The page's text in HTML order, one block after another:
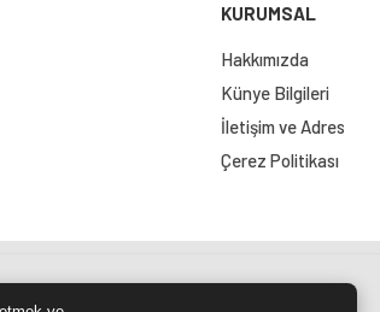
KURUMSAL
Hakkımızda
Künye Bilgileri
İletişim ve Adres
Çerez Politikası
Postası